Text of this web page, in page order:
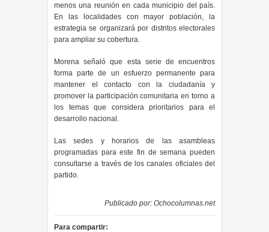
menos una reunión en cada municipio del país.
En las localidades con mayor población, la
estrategia se organizará por distritos electorales
para ampliar su cobertura.
Morena señaló que esta serie de encuentros
forma parte de un esfuerzo permanente para
mantener el contacto con la ciudadanía y
promover la participación comunitaria en torno a
los temas que considera prioritarios para el
desarrollo nacional.
Las sedes y horarios de las asambleas
programadas para este fin de semana pueden
consultarse a través de los canales oficiales del
partido.
Publicado por: Ochocolumnas.net
Para compartir: